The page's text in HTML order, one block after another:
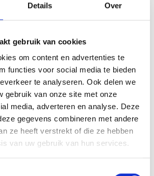
Details Over
gebruik van cookies
om content en advertenties te
functies voor social media te bieden
te analyseren. Ook delen we
gebruik van onze site met onze
media, adverteren en analyse. Deze
gegevens combineren met andere
ze heeft verstrekt of die ze hebben
van uw gebruik van hun services.